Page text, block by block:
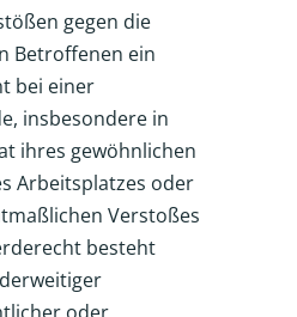
gegen die
Betroffenen ein
bei einer
insbesondere in
ihres gewöhnlichen
Arbeitsplatzes oder
Verstoßes
besteht